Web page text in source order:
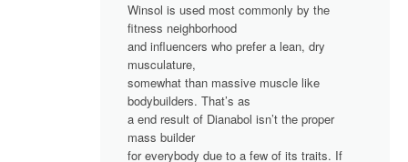
Winsol is used most commonly by the
fitness neighborhood
and influencers who prefer a lean, dry
musculature,
somewhat than massive muscle like
bodybuilders. That’s as
a end result of Dianabol isn’t the proper
mass builder
for everybody due to a few of its traits. If